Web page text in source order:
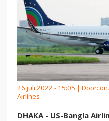
26 juli 2022 - 15:05 | Door:
Airlines
DHAKA - US-Bangla